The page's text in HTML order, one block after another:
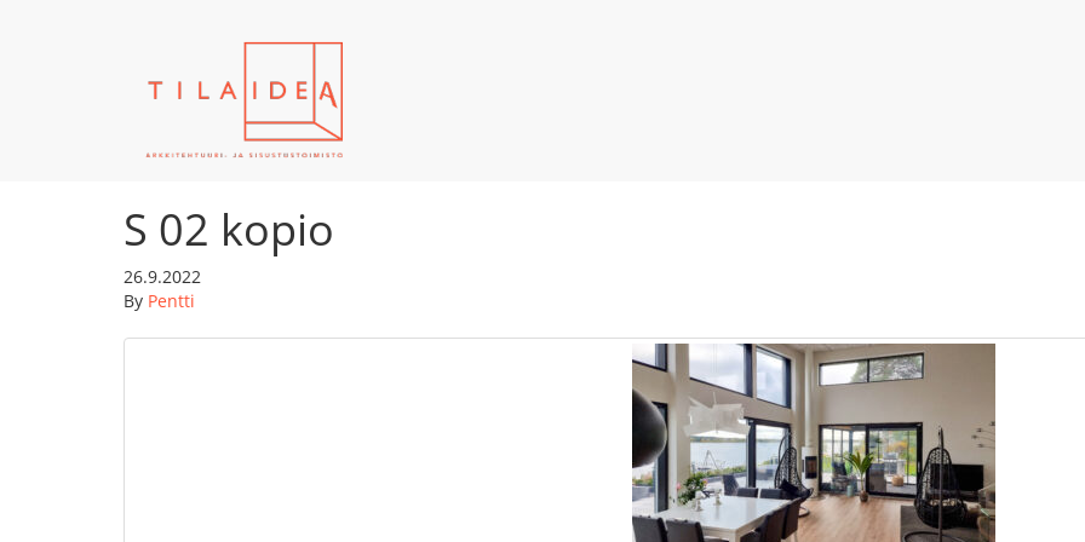
S 02 kopio
26.9.2022
By Pentti